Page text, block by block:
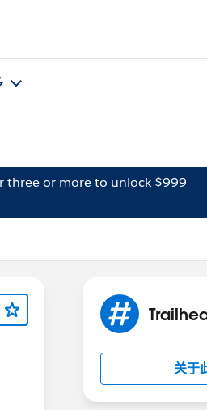
three or more to unlock $999
关于